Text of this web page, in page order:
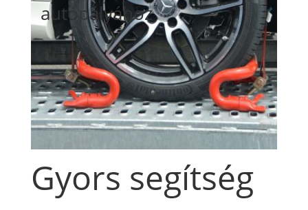
autópályához
Gyors segítség